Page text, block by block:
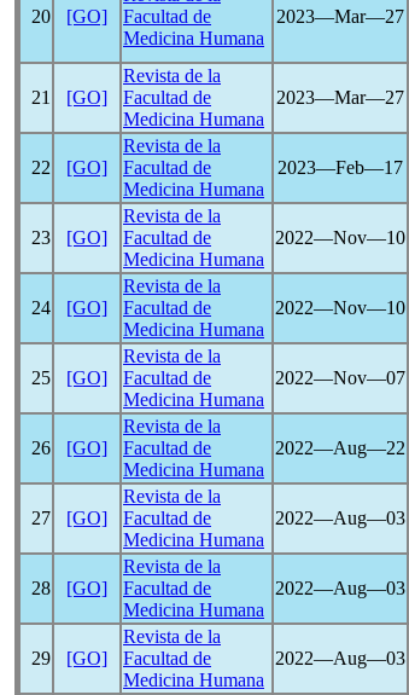
20 [GO]
Facultad de
Medicina Humana
2023―Mar―27
21 [GO]
Revista de la
Facultad de
Medicina Humana
2023―Mar―27
22 [GO]
Revista de la
Facultad de
Medicina Humana
2023―Feb―17
23 [GO]
Revista de la
Facultad de
Medicina Humana
2022―Nov―10
24 [GO]
Revista de la
Facultad de
Medicina Humana
2022―Nov―10
25 [GO]
Revista de la
Facultad de
Medicina Humana
2022―Nov―07
26 [GO]
Revista de la
Facultad de
Medicina Humana
2022―Aug―22
27 [GO]
Revista de la
Facultad de
Medicina Humana
2022―Aug―03
28 [GO]
Revista de la
Facultad de
Medicina Humana
2022―Aug―03
29 [GO]
Revista de la
Facultad de
Medicina Humana
2022―Aug―03